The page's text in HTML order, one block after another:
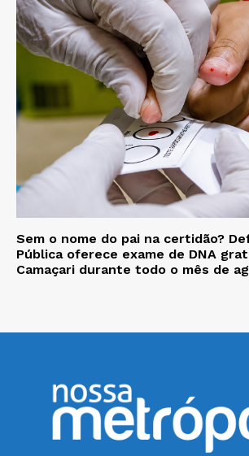
Sem o nome do pai na certidão?
Pública oferece exame de DNA
Camaçari durante todo o mês de